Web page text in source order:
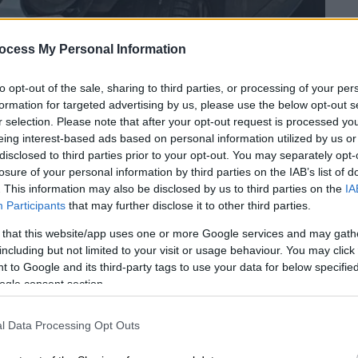
My Personal Information
opt-out of the sale, sharing to third parties, or processing of your
for targeted advertising by us, please use the below opt-out
selection. Please note that after your opt-out request is processed
interest-based ads based on personal information utilized by us
to third parties prior to your opt-out. You may separately
of your personal information by third parties on the IAB’s list of
This information may also be disclosed by us to third parties on the
Participants that may further disclose it to other third parties.
that this website/app uses one or more Google services and may
but not limited to your visit or usage behaviour. You may
to Google and its third-party tags to use your data for below
consent section.
Data Processing Opt Outs
το ΕΘΝΟΣ στη Google
πουπροκάλεσε προβλήματα και ζημιές
στο Κολωνάκι. Γνωστή
της Τρίτης έχοντας χτυπήσει
στη συμβολή των οδών Κλεομένους